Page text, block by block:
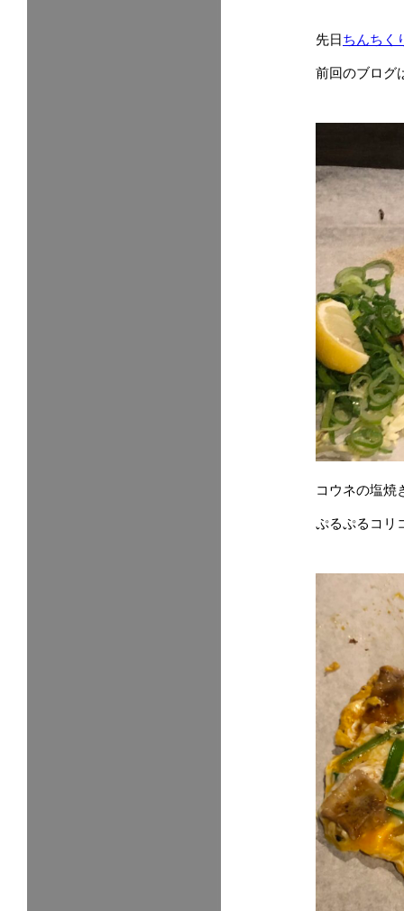
先日ちんちく
前回のブログ
コウネの塩焼
ぷるぷるコリ